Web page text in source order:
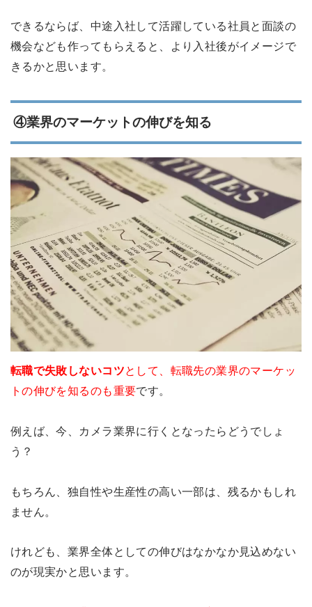
できるならば、中途入社して活躍している社員と面談の
機会なども作ってもらえると、より入社後がイメージで
きるかと思います。
④業界のマーケットの伸びを知る
転職で失敗しないコツとして、転職先の業界のマーケッ
トの伸びを知るのも重要です。
例えば、今、カメラ業界に行くとなったらどうでしょ
う？
もちろん、独自性や生産性の高い一部は、残るかもしれ
ません。
けれども、業界全体としての伸びはなかなか見込めない
のが現実かと思います。